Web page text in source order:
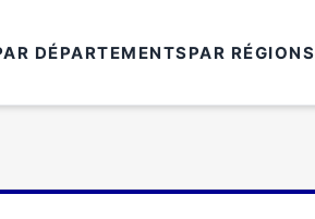
DÉPARTEMENTSPAR RÉGIONS